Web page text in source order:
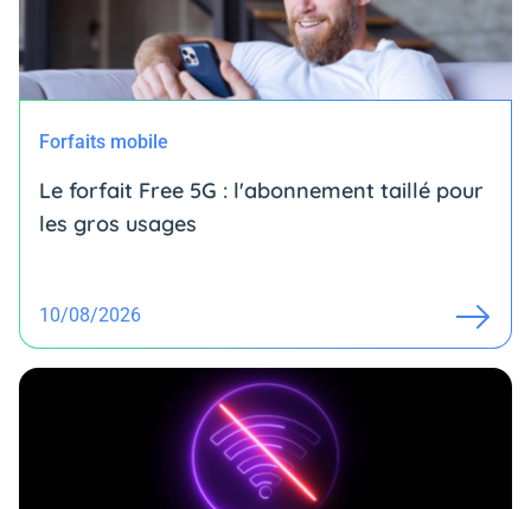
Forfaits mobile
Le forfait Free 5G : l'abonnement taillé pour
les gros usages
10/08/2026